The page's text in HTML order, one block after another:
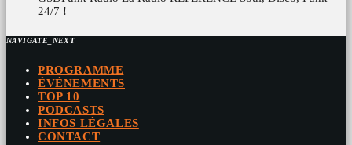
24/7 !
NAVIGATE_NEXT
PROGRAMME
ÉVÉNEMENTS
TOP 10
PODCASTS
INFOS LÉGALES
CONTACT